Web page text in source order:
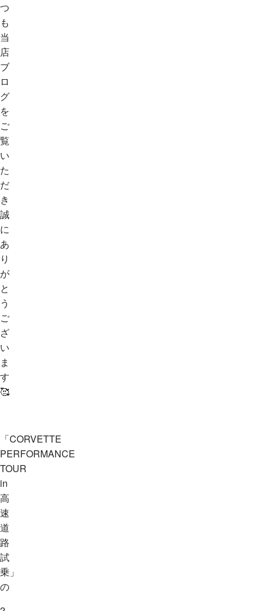
つ
も
当
店
ブ
ロ
グ
を
ご
覧
い
た
だ
き
誠
に
あ
り
が
と
う
ご
ざ
い
ま
す
🥰
「CORVETTE
PERFORMANCE
TOUR
in
高
速
道
路
試
乗」
の